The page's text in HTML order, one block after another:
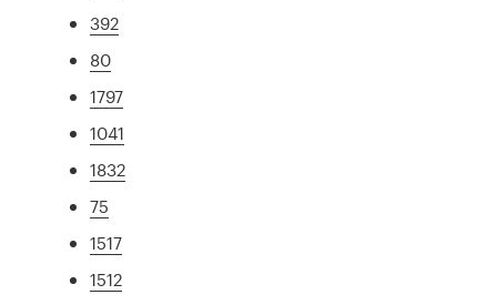
392
80
1797
1041
1832
75
1517
1512